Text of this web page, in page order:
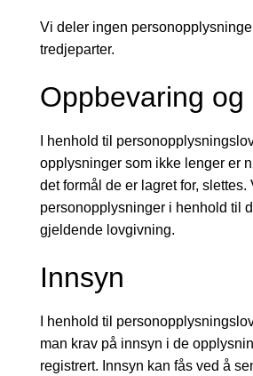
Vi deler ingen
tredjeparter.
Oppbevaring og
I henhold til
opplysninger som ikke lenger er
det formål de er lagret for, slettes.
personopplysninger i henhold til
gjeldende lovgivning.
Innsyn
I henhold til
man krav på innsyn i de
registrert. Innsyn kan fås ved å